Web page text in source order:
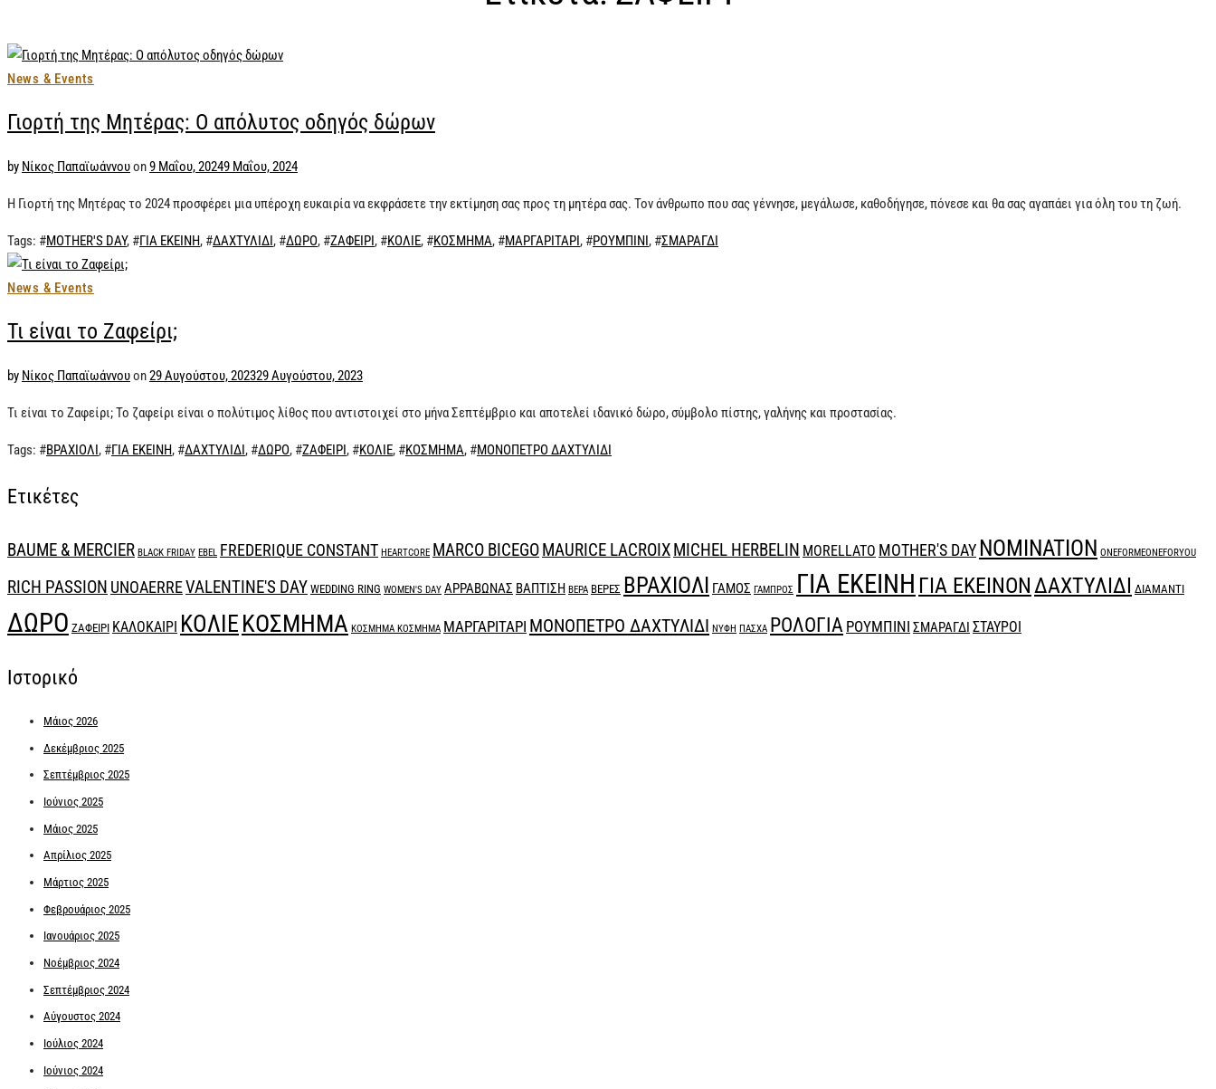
News & Events
Γιορτή της Μητέρας: Ο απόλυτος οδηγός δώρων
by Νίκος Παπαϊωάννουon9 Μαΐου, 20249 Μαΐου, 2024
Η Γιορτή της Μητέρας το 2024 προσφέρει μια υπέροχη ευκαιρία να εκφράσετε την εκτίμηση σας προς τη μητέρα σας. Τον άνθρωπο που σας γέννησε, μεγάλωσε, καθοδήγησε, πόνεσε και θα σας αγαπάει για όλη του τη ζωή.
Tags: #MOTHER'S DAY, #ΓΙΑ ΕΚΕΙΝΗ, #ΔΑΧΤΥΛΙΔΙ, #ΔΩΡΟ, #ΖΑΦΕΙΡΙ, #ΚΟΛΙΕ, #ΚΟΣΜΗΜΑ, #ΜΑΡΓΑΡΙΤΑΡΙ, #ΡΟΥΜΠΙΝΙ, #ΣΜΑΡΑΓΔΙ
News & Events
Τι είναι το Ζαφείρι;
by Νίκος Παπαϊωάννουon29 Αυγούστου, 202329 Αυγούστου, 2023
Τι είναι το Ζαφείρι; Το ζαφείρι είναι ο πολύτιμος λίθος που αντιστοιχεί στο μήνα Σεπτέμβριο και αποτελεί ιδανικό δώρο, σύμβολο πίστης, γαλήνης και προστασίας.
Tags: #ΒΡΑΧΙΟΛΙ, #ΓΙΑ ΕΚΕΙΝΗ, #ΔΑΧΤΥΛΙΔΙ, #ΔΩΡΟ, #ΖΑΦΕΙΡΙ, #ΚΟΛΙΕ, #ΚΟΣΜΗΜΑ, #ΜΟΝΟΠΕΤΡΟ ΔΑΧΤΥΛΙΔΙ
Ετικέτες
BAUME & MERCIER BLACK FRIDAY EBEL FREDERIQUE CONSTANT HEARTCORE MARCO BICEGO MAURICE LACROIX MICHEL HERBELIN MORELLATO MOTHER'S DAY NOMINATION ONEFORMEONEFORYOU
RICH PASSION UNOAERREVALENTINE'S DAY WEDDING RING WOMEN'S DAY ΑΡΡΑΒΩΝΑΣ ΒΑΠΤΙΣΗ ΒΕΡΑ ΒΕΡΕΣ ΒΡΑΧΙΟΛΙ ΓΑΜΟΣ ΓΑΜΠΡΟΣ ΓΙΑ ΕΚΕΙΝΗ ΓΙΑ ΕΚΕΙΝΟΝΔΑΧΤΥΛΙΔΙ ΔΙΑΜΑΝΤΙ
ΔΩΡΟ ΖΑΦΕΙΡΙ ΚΑΛΟΚΑΙΡΙ ΚΟΛΙΕ ΚΟΣΜΗΜΑ ΚΟΣΜΗΜΑ ΚΟΣΜΗΜΑ ΜΑΡΓΑΡΙΤΑΡΙ ΜΟΝΟΠΕΤΡΟ ΔΑΧΤΥΛΙΔΙ ΝΥΦΗ ΠΑΣΧΑ ΡΟΛΟΓΙΑ ΡΟΥΜΠΙΝΙ ΣΜΑΡΑΓΔΙ ΣΤΑΥΡΟΙ
Ιστορικό
Μάιος 2026
Δεκέμβριος 2025
Σεπτέμβριος 2025
Ιούνιος 2025
Μάιος 2025
Απρίλιος 2025
Μάρτιος 2025
Φεβρουάριος 2025
Ιανουάριος 2025
Νοέμβριος 2024
Σεπτέμβριος 2024
Αύγουστος 2024
Ιούλιος 2024
Ιούνιος 2024